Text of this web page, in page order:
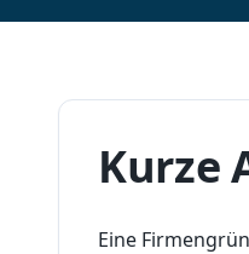
Kurze
Eine